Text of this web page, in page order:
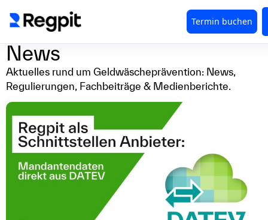
News
Aktuelles rund um Geldwäscheprävention: News,
Regulierungen, Fachbeiträge & Medienberichte.